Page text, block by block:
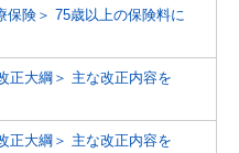
保険＞ 75歳以上の保険料に
正大綱＞ 主な改正内容を
正大綱＞ 主な改正内容を